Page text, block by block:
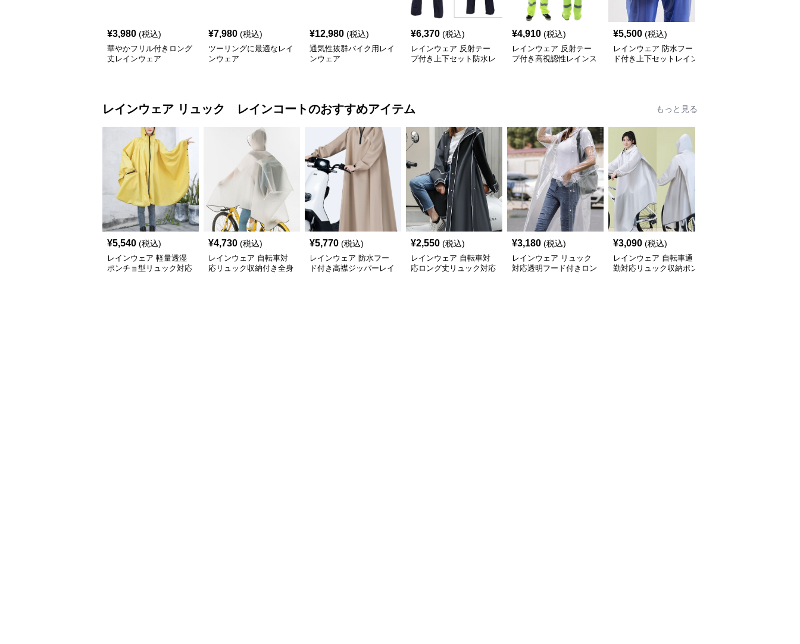
¥3,980 (税込)
華やかフリル付きロング
丈レインウェア
¥7,980 (税込)
ツーリングに最適なレイ
ンウェア
¥12,980 (税込)
通気性抜群バイク用レイ
ンウェア
¥6,370 (税込)
レインウェア 反射テー
プ付き上下セット防水レ
¥4,910 (税込)
レインウェア 反射テー
プ付き高視認性レインス
¥5,500 (税込)
レインウェア 防水フー
ド付き上下セットレイン
レインウェア リュック レインコートのおすすめアイテム もっと見る
¥5,540 (税込)
レインウェア 軽量透湿
ポンチョ型リュック対応
¥4,730 (税込)
レインウェア 自転車対
応リュック収納付き全身
¥5,770 (税込)
レインウェア 防水フー
ド付き高襟ジッパーレイ
¥2,550 (税込)
レインウェア 自転車対
応ロング丈リュック対応
¥3,180 (税込)
レインウェア リュック
対応透明フード付きロン
¥3,090 (税込)
レインウェア 自転車通
勤対応リュック収納ポン